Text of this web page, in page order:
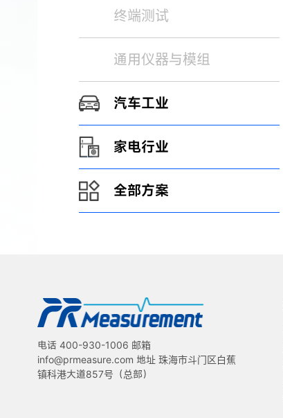
终端测试
通用仪器与模组
汽车工业
家电行业
全部方案
电话 400-930-1006 邮箱
info@prmeasure.com 地址 珠海市斗门区白蕉
镇科港大道857号（总部）